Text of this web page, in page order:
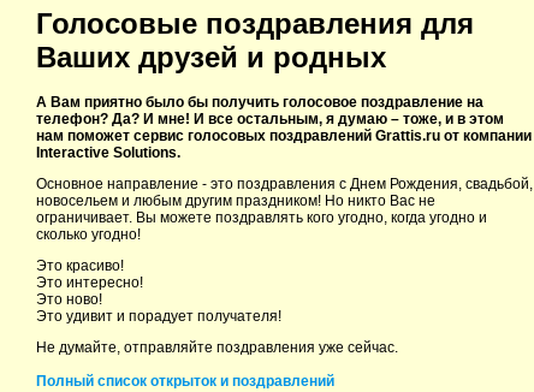
Голосовые поздравления для
Ваших друзей и родных
А Вам приятно было бы получить голосовое поздравление на
телефон? Да? И мне! И все остальным, я думаю – тоже, и в этом
нам поможет сервис голосовых поздравлений Grattis.ru от компании
Interactive Solutions.
Основное направление - это поздравления с Днем Рождения, свадьбой,
новосельем и любым другим праздником! Но никто Вас не
ограничивает. Вы можете поздравлять кого угодно, когда угодно и
сколько угодно!
Это красиво!
Это интересно!
Это ново!
Это удивит и порадует получателя!
Не думайте, отправляйте поздравления уже сейчас.
Полный список открыток и поздравлений